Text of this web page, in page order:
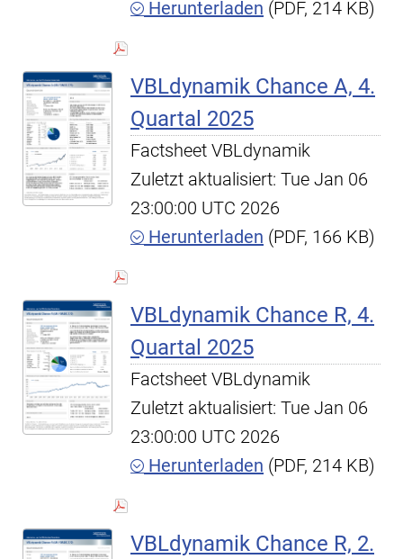
Herunterladen (PDF, 214 KB)
VBLdynamik Chance A, 4.
Quartal 2025
Factsheet VBLdynamik
Zuletzt aktualisiert: Tue Jan 06
23:00:00 UTC 2026
Herunterladen (PDF, 166 KB)
VBLdynamik Chance R, 4.
Quartal 2025
Factsheet VBLdynamik
Zuletzt aktualisiert: Tue Jan 06
23:00:00 UTC 2026
Herunterladen (PDF, 214 KB)
VBLdynamik Chance R, 2.